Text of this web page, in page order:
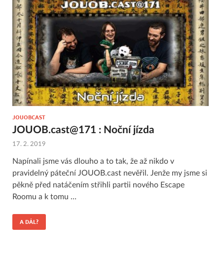
JOUOBCAST
JOUOB.cast@171 : Noční jízda
17. 2. 2019
Napínali jsme vás dlouho a to tak, že až nikdo v
pravidelný páteční JOUOB.cast nevěřil. Jenže my jsme si
pěkně před natáčením střihli partii nového Escape
Roomu a k tomu …
A DÁL?